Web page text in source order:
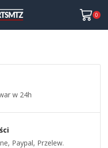
0
w 24h
Paypal, Przelew.